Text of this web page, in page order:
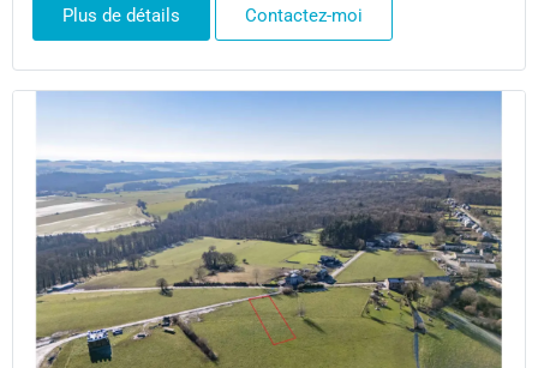
Plus de détails Contactez-moi